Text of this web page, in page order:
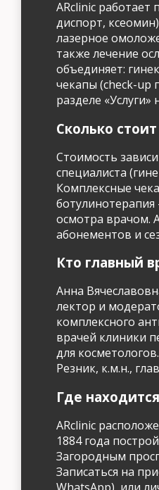
ARclinic
диспорт,
лазерное
также лечение
объединяет:
чекапы (check-up
разделе
Сколько
Стоимость
специалиста
Комплексные
ботулинотерапия
осмотра врачом.
абонементов и
Кто главный
Анна
лектор и
комплексного
врачей клиники
для
Резник, к.м.н.,
Где
ARclinic
1884 года
Загородным
Записаться на
WhatsApp), или